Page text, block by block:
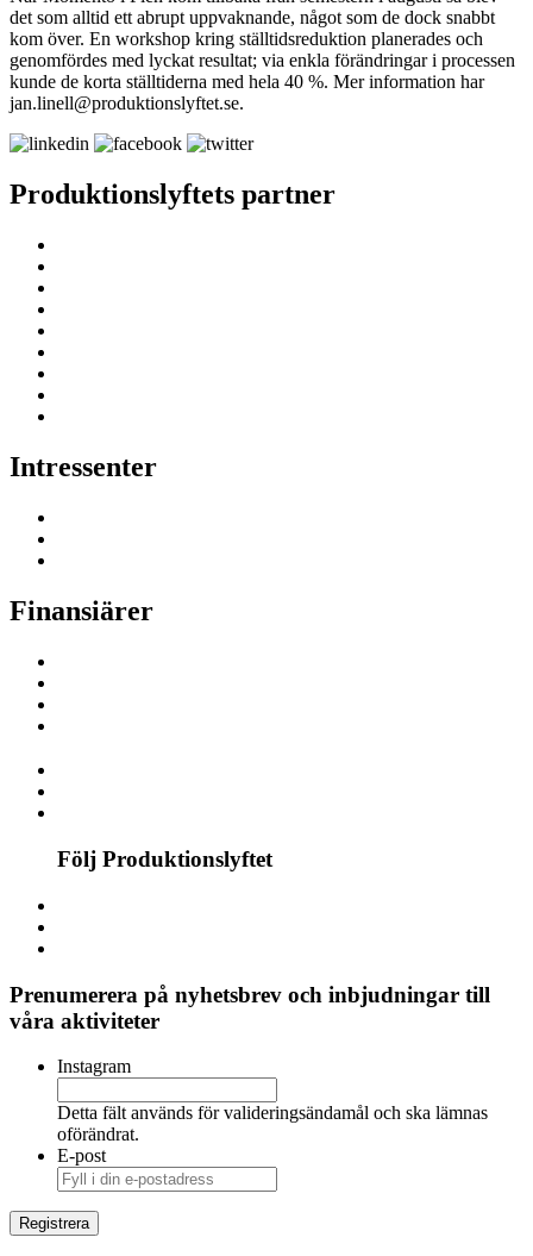
det som alltid ett abrupt uppvaknande, något som de dock snabbt
kom över. En workshop kring ställtidsreduktion planerades och
genomfördes med lyckat resultat; via enkla förändringar i processen
kunde de korta ställtiderna med hela 40 %. Mer information har
jan.linell@produktionslyftet.se.
Produktionslyftets partner
Intressenter
Finansiärer
Följ Produktionslyftet
Prenumerera på nyhetsbrev och inbjudningar till
våra aktiviteter
Instagram
Detta fält används för valideringsändamål och ska lämnas
oförändrat.
E-post